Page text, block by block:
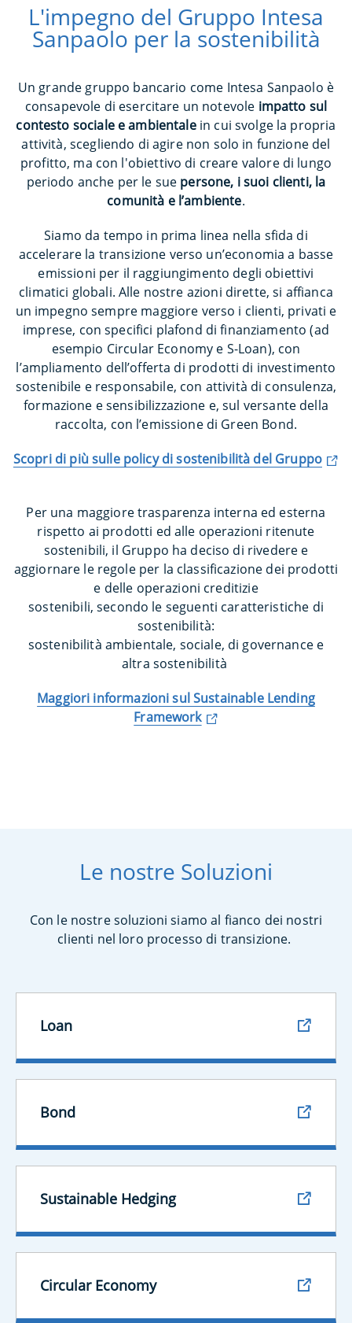
L'impegno del Gruppo Intesa
Sanpaolo per la sostenibilità
Un grande gruppo bancario come Intesa Sanpaolo è
consapevole di esercitare un notevole impatto sul
contesto sociale e ambientalein cui svolge la propria
attività, scegliendo di agire non solo in funzione del
profitto, ma con l'obiettivo di creare valore di lungo
periodo anche per le sue persone, i suoi clienti, la
comunità e l’ambiente.
Siamo da tempo in prima linea nella sfida di
accelerare la transizione verso un’economia a basse
emissioni per il raggiungimento degli obiettivi
climatici globali. Alle nostre azioni dirette, si affianca
un impegno sempre maggiore verso i clienti, privati e
imprese, con specifici plafond di finanziamento (ad
esempio Circular Economy e S-Loan), con
l’ampliamento dell’offerta di prodotti di investimento
sostenibile e responsabile, con attività di consulenza,
formazione e sensibilizzazione e, sul versante della
raccolta, con l’emissione di Green Bond.
Scopri di più sulle policy di sostenibilità del Gruppo
Per una maggiore trasparenza interna ed esterna
rispetto ai prodotti ed alle operazioni ritenute
sostenibili, il Gruppo ha deciso di rivedere e
aggiornare le regole per la classificazione dei prodotti
e delle operazioni creditizie
sostenibili, secondo le seguenti caratteristiche di
sostenibilità:
sostenibilità ambientale, sociale, di governance e
altra sostenibilità
Maggiori informazioni sul Sustainable Lending
Framework
Le nostre Soluzioni
Con le nostre soluzioni siamo al fianco dei nostri
clienti nel loro processo di transizione.
Loan
Bond
Sustainable Hedging
Circular Economy